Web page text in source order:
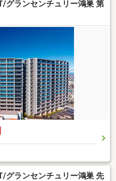
グランセンチュリー鴻巣 第
グランセンチュリー鴻巣 先